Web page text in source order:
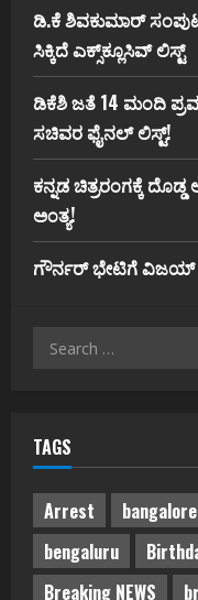
ಡಿ.ಕೆ ಶಿವಕುಮಾರ್‌
ಸಿಕ್ಕಿದೆ ಎಕ್ಸ್‌ಕ್ಲೂಸಿವ್‌ ಲಿಸ್ಟ್‌
ಡಿಕೆಶಿ ಜತೆ 14 ಮಂದಿ
ಸಚಿವರ ಫೈನಲ್ ಲಿಸ್ಟ್‌!
ಕನ್ನಡ ಚಿತ್ರರಂಗಕ್ಕೆ
ಅಂತ್ಯ!
ಗೌರ್ನರ್‌ ಭೇಟಿಗೆ ವಿಜಯ್‌
Search
TAGS
Arrest bangalore
bengaluru
Breaking NEWS